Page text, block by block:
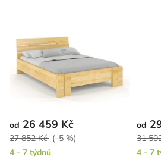
od 26 459 Kč
27 852 Kč (–5 %)
4 - 7 týdnů
od
31
4 - 7